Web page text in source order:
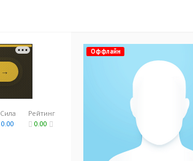
Рейтинг
0.00
Сила
0.00
Оффлайн